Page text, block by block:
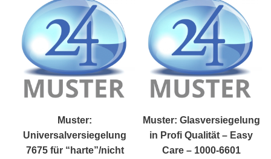
Muster:
Universalversiegelung
7675 für “harte”/nicht
Muster: Glasversiegelung
in Profi Qualität – Easy
Care – 1000-6601